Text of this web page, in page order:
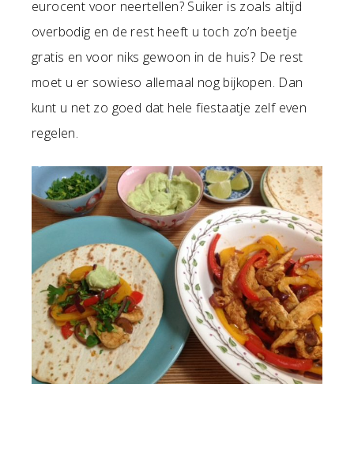
eurocent voor neertellen? Suiker is zoals altijd
overbodig en de rest heeft u toch zo’n beetje
gratis en voor niks gewoon in de huis? De rest
moet u er sowieso allemaal nog bijkopen. Dan
kunt u net zo goed dat hele fiestaatje zelf even
regelen.